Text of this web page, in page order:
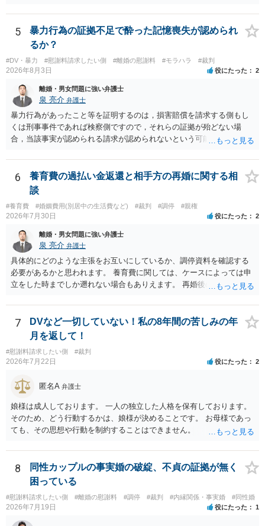
完全に所有する場合は、他の相続人に対して自宅の評価額の１/２の代
償金の支払いが必要になります。
5
暴力行為の証拠不足で酔った記憶喪失が認められ
るか？
#DV・暴力 #慰謝料請求したい側 #離婚の慰謝料 #モラハラ #裁判
2026年8月3日 役にたった 2
離婚・男女問題に強い弁護士
泉 亮介 弁護士
暴力行為があったこと等を証明するのは，損害賠償を請求する側もし
くは刑事事件であれば検察側ですので，それらの証拠が殆どない場
合，当該事実が認められる請求が認められないという可能性はあるで
6
養育費の過払い金返還と相手方の再婚に関する相
談
#養育費 #婚姻費用(別居中の生活費など) #裁判 #調停 #親権
2026年7月30日 役にたった 2
離婚・男女問題に強い弁護士
泉 亮介 弁護士
具体的にどのような主張をお互いにしているか、調停資料を確認する
必要があるかと思われます。 養育費に関しては、ケースによっては申
立をした時までしか遡れない場合もありえます。 再婚後の相手方の行
養育費に関するやりとり等があればそちらについても確認する必要が
あるでしょう。 公開相談の場での回答よりも個別に弁護士にご相談さ
れることをお勧めいたします。
7
DVなど一切していない！私の8年間の苦しみの年
月を返して！
#慰謝料請求したい側 #裁判
2026年7月22日 役にたった 2
匿名A 弁護士
娘様は成人しております。 一人の独立した人格を保有しております。
そのため、どう行動するかは、娘様が決めることです。 お母様であっ
ても、その思想や行動を制約することはできません。
8
同性カップルの事実婚の破綻、不貞の証拠が無く
困っている
#慰謝料請求したい側 #離婚の慰謝料 #調停 #裁判 #内縁関係・事実婚 #同性婚
2026年7月19日 役にたった 1